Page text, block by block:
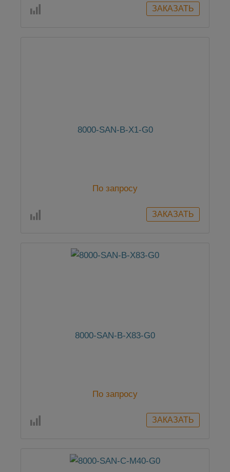
8000-SAN-B-X1-G0
По запросу
8000-SAN-B-X83-G0
По запросу